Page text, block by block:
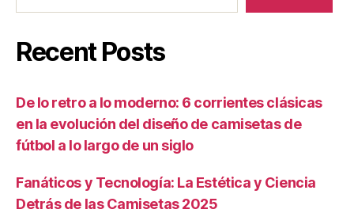
Recent Posts
De lo retro a lo moderno: 6 corrientes clásicas
en la evolución del diseño de camisetas de
fútbol a lo largo de un siglo
Fanáticos y Tecnología: La Estética y Ciencia
Detrás de las Camisetas 2025